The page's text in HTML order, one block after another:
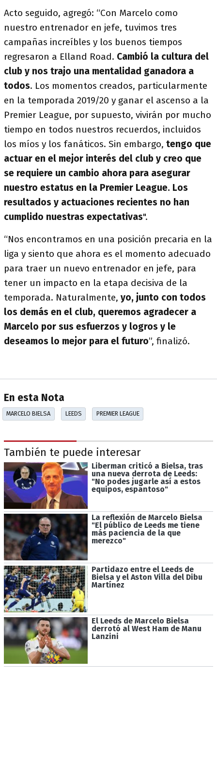
Acto seguido, agregó: “Con Marcelo como
nuestro entrenador en jefe, tuvimos tres
campañas increíbles y los buenos tiempos
regresaron a Elland Road. Cambió la cultura del
club y nos trajo una mentalidad ganadora a
todos. Los momentos creados, particularmente
en la temporada 2019/20 y ganar el ascenso a la
Premier League, por supuesto, vivirán por mucho
tiempo en todos nuestros recuerdos, incluidos
los míos y los fanáticos. Sin embargo, tengo que
actuar en el mejor interés del club y creo que
se requiere un cambio ahora para asegurar
nuestro estatus en la Premier League. Los
resultados y actuaciones recientes no han
cumplido nuestras expectativas".
“Nos encontramos en una posición precaria en la
liga y siento que ahora es el momento adecuado
para traer un nuevo entrenador en jefe, para
tener un impacto en la etapa decisiva de la
temporada. Naturalmente, yo, junto con todos
los demás en el club, queremos agradecer a
Marcelo por sus esfuerzos y logros y le
deseamos lo mejor para el futuro”, finalizó.
En esta Nota
MARCELO BIELSA LEEDS PREMIER LEAGUE
También te puede interesar
Liberman criticó a Bielsa, tras
una nueva derrota de Leeds:
"No podes jugarle así a estos
equipos, espantoso"
La reflexión de Marcelo Bielsa
"El público de Leeds me tiene
más paciencia de la que
merezco"
Partidazo entre el Leeds de
Bielsa y el Aston Villa del Dibu
Martínez
El Leeds de Marcelo Bielsa
derrotó al West Ham de Manu
Lanzini